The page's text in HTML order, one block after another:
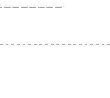
ーーーーーー